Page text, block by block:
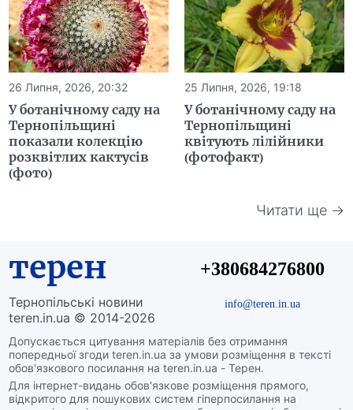
26 Липня, 2026, 20:32
У ботанічному саду на
Тернопільщині
показали колекцію
розквітлих кактусів
(фото)
25 Липня, 2026, 19:18
У ботанічному саду на
Тернопільщині
квітують лілійники
(фотофакт)
Читати ще →
терен
Тернопільські новини
teren.in.ua © 2014-2026
Допускається цитування матеріалів без отримання
попередньої згоди teren.in.ua за умови розміщення в тексті
обов'язкового посилання на teren.in.ua - Терен.
Для інтернет-видань обов'язкове розміщення прямого,
відкритого для пошукових систем гіперпосилання на
+380684276800
info@teren.in.ua